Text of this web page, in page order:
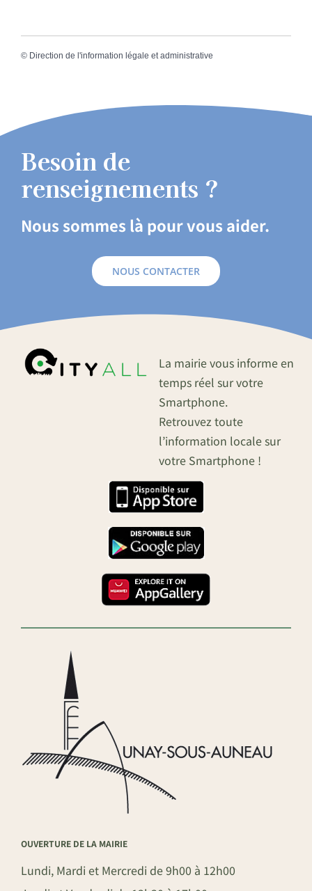
© Direction de l'information légale et administrative
Besoin de
renseignements ?
Nous sommes là pour vous aider.
NOUS CONTACTER
La mairie vous informe en
temps réel sur votre
Smartphone.
Retrouvez toute
l’information locale sur
votre Smartphone !
OUVERTURE DE LA MAIRIE
Lundi, Mardi et Mercredi de 9h00 à 12h00